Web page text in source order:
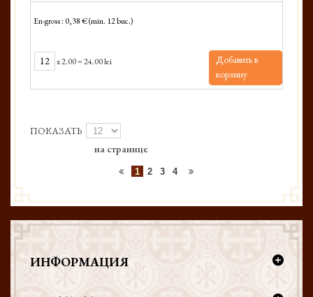
En-gross : 0,38 € (min. 12 buc.)
x2.00=24.00 lei
Добавить в
корзину
ПОКАЗАТЬ
на странице
1 2 3 4
ИНФОРМАЦИЯ